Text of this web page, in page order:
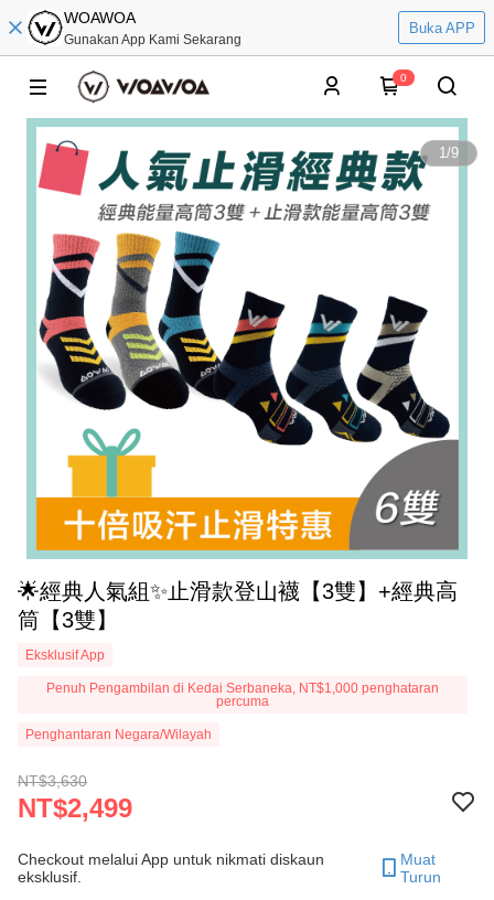
WOAWOA
Gunakan App Kami Sekarang
Buka APP
0
1/9
🌟經典人氣組✨止滑款登山襪【3雙】+經典高
筒【3雙】
Eksklusif App
Penuh Pengambilan di Kedai Serbaneka, NT$1,000 penghataran
percuma
Penghantaran Negara/Wilayah
NT$3,630
NT$2,499
Checkout melalui App untuk nikmati diskaun
eksklusif.
Muat
Turun